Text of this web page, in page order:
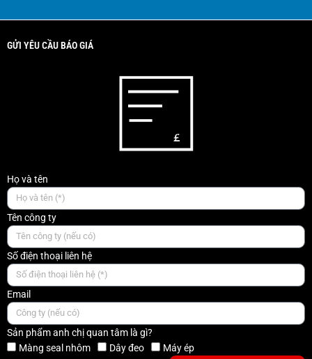
GỬI YÊU CẦU BÁO GIÁ
Họ và tên
Tên công ty
Số điện thoại liên hệ
Email
Sản phẩm anh chị quan tâm là gì?
Màng seal nhôm
Dây đeo Máy ép